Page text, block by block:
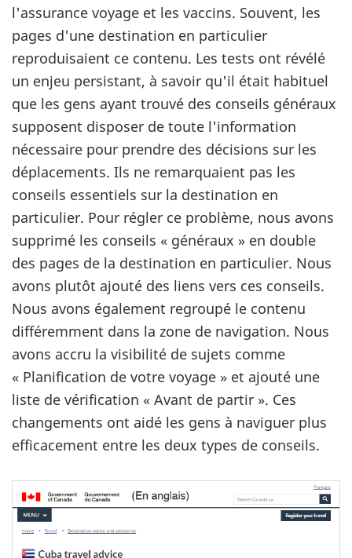
l'assurance voyage et les vaccins. Souvent, les
pages d'une destination en particulier
reproduisaient ce contenu. Les tests ont révélé
un enjeu persistant, à savoir qu'il était habituel
que les gens ayant trouvé des conseils généraux
supposent disposer de toute l'information
nécessaire pour prendre des décisions sur les
déplacements. Ils ne remarquaient pas les
conseils essentiels sur la destination en
particulier. Pour régler ce problème, nous avons
supprimé les conseils « généraux » en double
des pages de la destination en particulier. Nous
avons plutôt ajouté des liens vers ces conseils.
Nous avons également regroupé le contenu
différemment dans la zone de navigation. Nous
avons accru la visibilité de sujets comme
« Planification de votre voyage » et ajouté une
liste de vérification « Avant de partir ». Ces
changements ont aidé les gens à naviguer plus
efficacement entre les deux types de conseils.